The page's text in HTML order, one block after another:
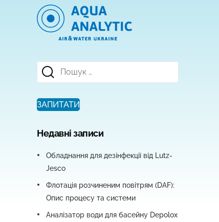
Пошук:
ЗАПИТАТИ
Недавні записи
Обладнання для дезінфекції від Lutz-
Jesco
Флотація розчиненим повітрям (DAF):
Опис процесу та системи
Аналізатор води для басейну Depolox